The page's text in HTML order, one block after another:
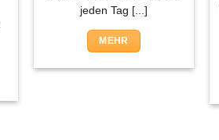
jeden Tag [...]
MEHR